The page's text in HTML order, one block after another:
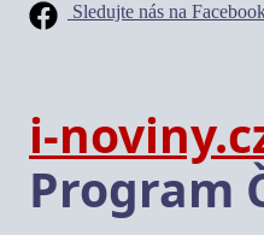
Sledujte nás na
i-
Program